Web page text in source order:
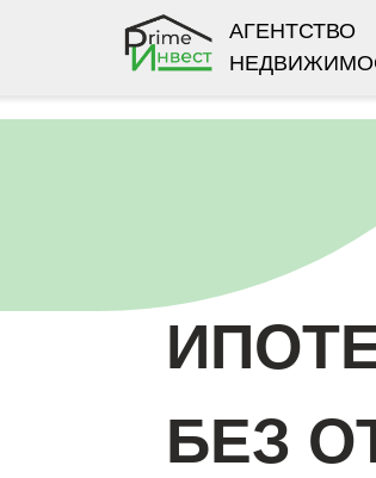
АГЕНТСТВО